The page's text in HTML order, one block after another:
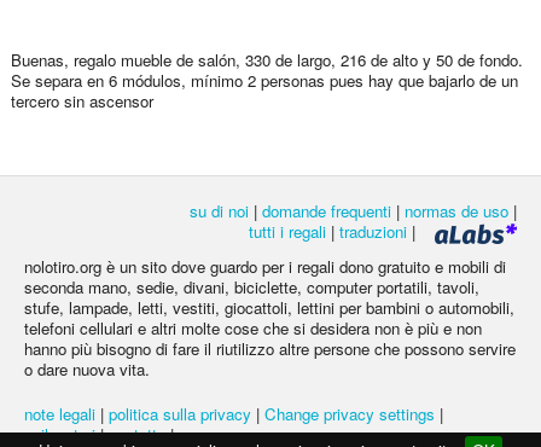
Buenas, regalo mueble de salón, 330 de largo, 216 de alto y 50 de fondo.
Se separa en 6 módulos, mínimo 2 personas pues hay que bajarlo de un
tercero sin ascensor
su di noi | domande frequenti | normas de uso |
tutti i regali | traduzioni |
nolotiro.org è un sito dove guardo per i regali dono gratuito e mobili di
seconda mano, sedie, divani, biciclette, computer portatili, tavoli,
stufe, lampade, letti, vestiti, giocattoli, lettini per bambini o automobili,
telefoni cellulari e altri molte cose che si desidera non è più e non
hanno più bisogno di fare il riutilizzo altre persone che possono servire
o dare nuova vita.
note legali | politica sulla privacy | Change privacy settings |
svilupatori|contatto|